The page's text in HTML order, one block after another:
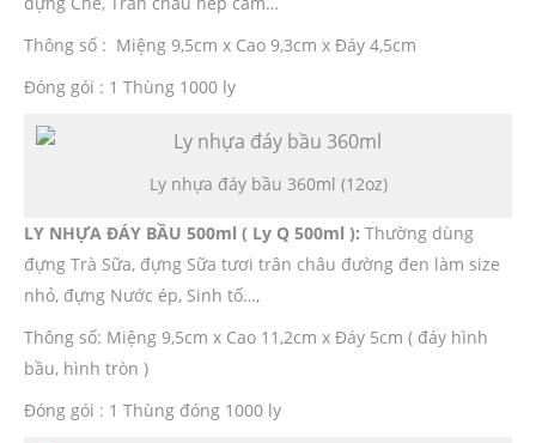
Thông số : Miệng 9,5cm x Cao 9,3cm x Đáy 4,5cm
Đóng gói : 1 Thùng 1000 ly
Ly nhựa đáy bầu 360ml (12oz)
LY NHỰA ĐÁY BẦU 500ml ( Ly Q 500ml ): Thường dùng
đựng Trà Sữa, đựng Sữa tươi trân châu đường đen làm size
nhỏ, đựng Nước ép, Sinh tố…,
Thông số: Miệng 9,5cm x Cao 11,2cm x Đáy 5cm ( đáy hình
bầu, hình tròn )
Đóng gói : 1 Thùng đóng 1000 ly